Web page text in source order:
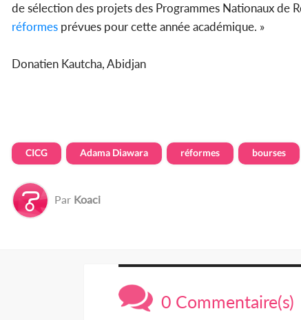
de sélection des projets des Programmes Nationaux de
réformes prévues pour cette année académique. »
Donatien Kautcha, Abidjan
CICG Adama Diawara réformes bourses
Par Koaci
0 Commentaire(s)